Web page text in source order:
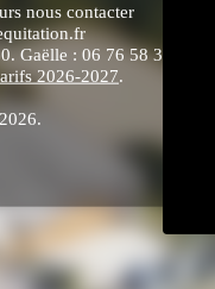
nous contacter
Gaëlle : 06 76 58 33 64.
2026-2027.